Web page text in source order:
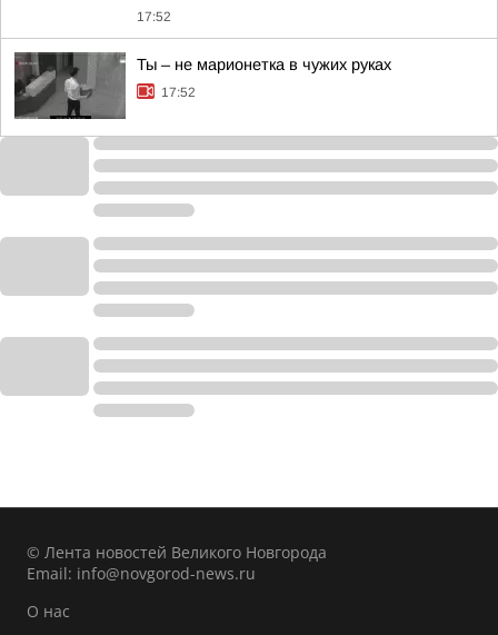
17:52
Ты – не марионетка в чужих руках
17:52
© Лента новостей Великого Новгорода
Email: info@novgorod-news.ru
О нас